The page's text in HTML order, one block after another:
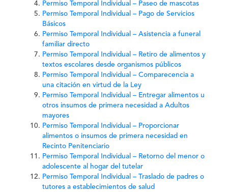
Permiso Temporal Individual – Paseo de mascotas
Permiso Temporal Individual – Pago de Servicios
Básicos
Permiso Temporal Individual – Asistencia a funeral
familiar directo
Permiso Temporal Individual – Retiro de alimentos y
textos escolares desde organismos públicos
Permiso Temporal Individual – Comparecencia a
una citación en virtud de la Ley
Permiso Temporal Individual – Entregar alimentos u
otros insumos de primera necesidad a Adultos
mayores
Permiso Temporal Individual – Proporcionar
alimentos o insumos de primera necesidad en
Recinto Penitenciario
Permiso Temporal Individual – Retorno del menor o
adolescente al hogar del tutelar
Permiso Temporal Individual – Traslado de padres o
tutores a establecimientos de salud